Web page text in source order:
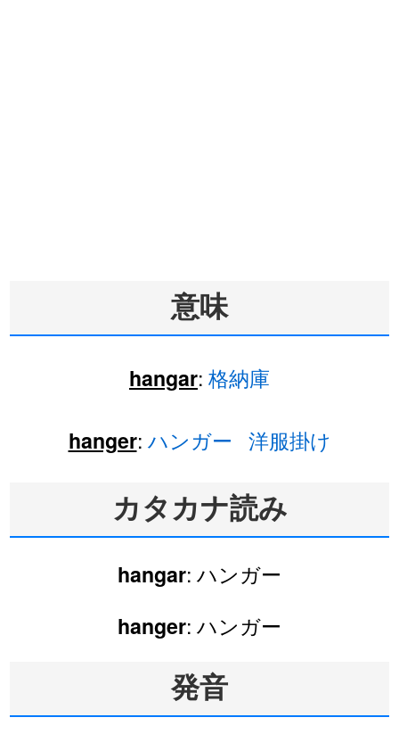
意味
hangar: 格納庫
hanger: ハンガー 洋服掛け
カタカナ読み
hangar: ハンガー
hanger: ハンガー
発音